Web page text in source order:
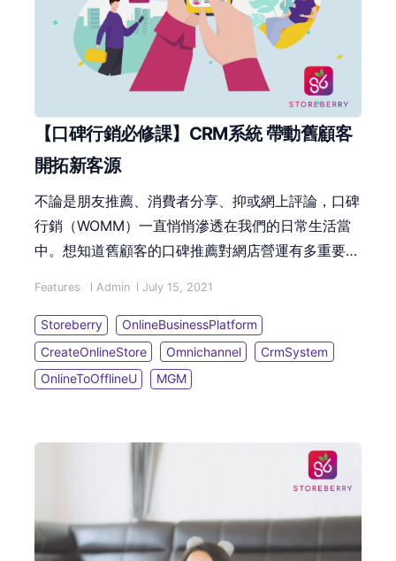
【口碑行銷必修課】CRM系統 帶動舊顧客
開拓新客源
不論是朋友推薦、消費者分享、抑或網上評論，口碑
行銷（WOMM）一直悄悄滲透在我們的日常生活當
中。想知道舊顧客的口碑推薦對網店營運有多重要？
系統打造高成效的口碑行銷，輕鬆帶動舊顧客為品牌
開拓新客源！
Features Admin July 15, 2021
Storeberry
OnlineBusinessPlatform
CreateOnlineStore
Omnichannel
CrmSystem
OnlineToOfflineU
MGM